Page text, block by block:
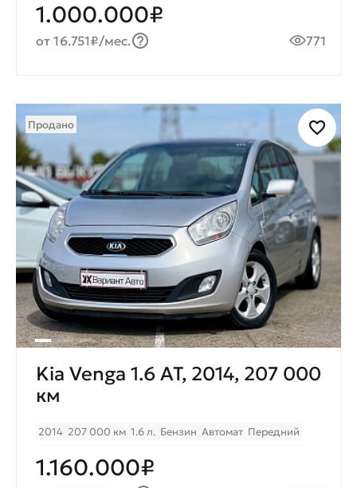
1.000.000₽
от 16.751₽/мес. 771
Продано
Kia Venga 1.6 AT, 2014, 207 000
км
2014 207 000 км 1.6 л. Бензин Автомат Передний
1.160.000₽